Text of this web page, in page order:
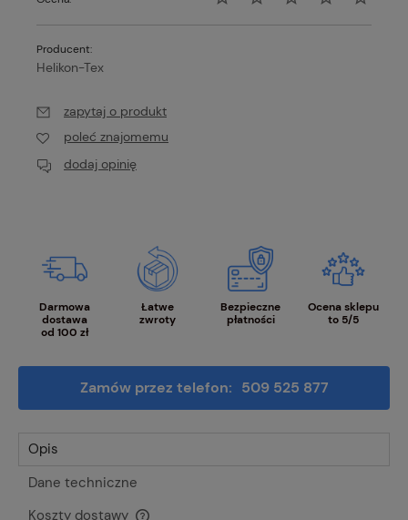
Producent:
Helikon-Tex
zapytaj o produkt
poleć znajomemu
dodaj opinię
Darmowa
dostawa
od 100 zł
Łatwe
zwroty
Bezpieczne
płatności
Ocena sklepu
to 5/5
Zamów przez telefon: 509 525 877
Opis
Dane techniczne
Koszty dostawy